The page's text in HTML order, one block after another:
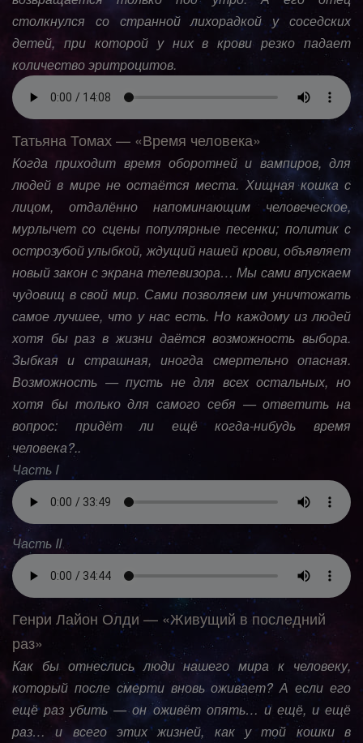
столкнулся со странной лихорадкой у соседских
детей, при которой у них в крови резко падает
количество эритроцитов.
Татьяна Томах — «Время человека»
Когда приходит время оборотней и вампиров, для
людей в мире не остаётся места. Хищная кошка с
лицом, отдалённо напоминающим человеческое,
мурлычет со сцены популярные песенки; политик с
острозубой улыбкой, ждущий нашей крови, объявляет
новый закон с экрана телевизора… Мы сами впускаем
чудовищ в свой мир. Сами позволяем им уничтожать
самое лучшее, что у нас есть. Но каждому из людей
хотя бы раз в жизни даётся возможность выбора.
Зыбкая и страшная, иногда смертельно опасная.
Возможность — пусть не для всех остальных, но
хотя бы только для самого себя — ответить на
вопрос: придёт ли ещё когда-нибудь время
человека?..
Часть I
Часть II
Генри Лайон Олди — «Живущий в последний
раз»
Как бы отнеслись люди нашего мира к человеку,
который после смерти вновь оживает? А если его
ещё раз убить — он оживёт опять… и ещё, и ещё
раз… и всего этих жизней, как у той кошки в